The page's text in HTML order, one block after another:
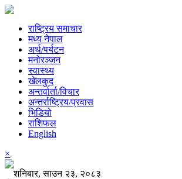
राष्ट्रिय समाचार
मध्य नेपाल
अर्थ/पर्यटन
मनोरञ्जन
स्वास्थ्य
खेलकुद
अन्तर्वार्ता/विचार
अन्तर्राष्ट्रिय/प्रवास
भिडियो
राशिफल
English
×
शनिबार, साउन २३, २०८३